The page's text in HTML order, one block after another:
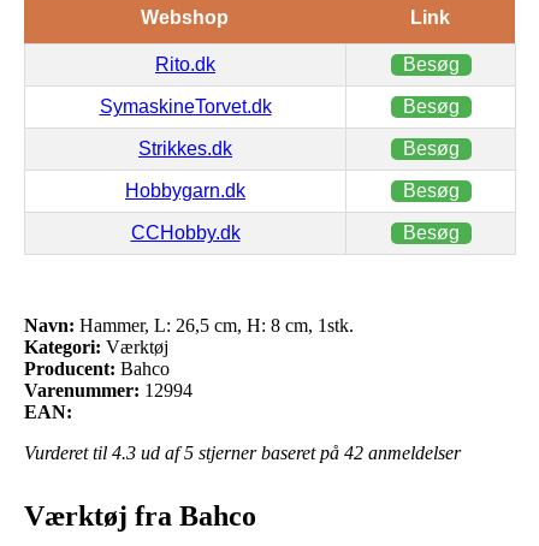
Webshop Link
Rito.dk Besøg
SymaskineTorvet.dk Besøg
Strikkes.dk Besøg
Hobbygarn.dk Besøg
CCHobby.dk Besøg
Navn: Hammer, L: 26,5 cm, H: 8 cm, 1stk.
Kategori: Værktøj
Producent: Bahco
Varenummer: 12994
EAN:
Vurderet til 4.3 ud af 5 stjerner baseret på 42 anmeldelser
Værktøj fra Bahco